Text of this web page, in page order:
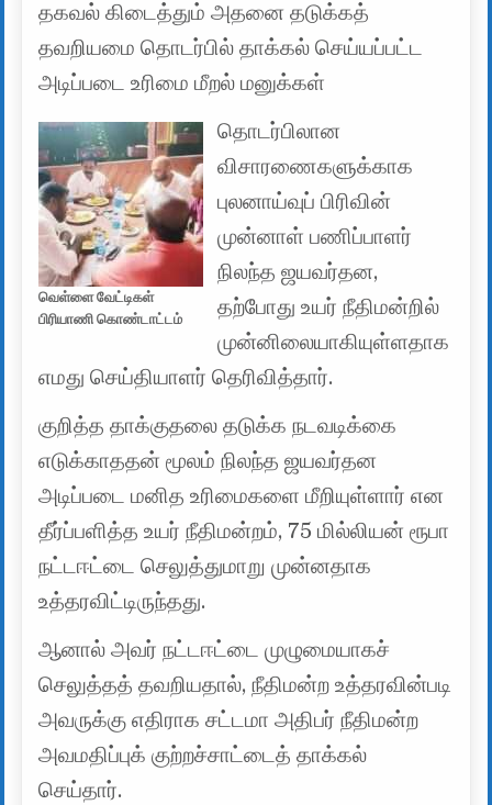
தகவல் கிடைத்தும் அதனை தடுக்கத்
தவறியமை தொடர்பில் தாக்கல் செய்யப்பட்ட
அடிப்படை உரிமை மீறல் மனுக்கள்
வெள்ளை வேட்டிகள்
பிரியாணி கொண்டாட்டம்
தொடர்பிலான
விசாரணைகளுக்காக
புலனாய்வுப் பிரிவின்
முன்னாள் பணிப்பாளர்
நிலந்த ஜயவர்தன,
தற்போது உயர் நீதிமன்றில்
முன்னிலையாகியுள்ளதாக
எமது செய்தியாளர் தெரிவித்தார்.
குறித்த தாக்குதலை தடுக்க நடவடிக்கை
எடுக்காததன் மூலம் நிலந்த ஜயவர்தன
அடிப்படை மனித உரிமைகளை மீறியுள்ளார் என
தீர்ப்பளித்த உயர் நீதிமன்றம், 75 மில்லியன் ரூபா
நட்டஈட்டை செலுத்துமாறு முன்னதாக
உத்தரவிட்டிருந்தது.
ஆனால் அவர் நட்டஈட்டை முழுமையாகச்
செலுத்தத் தவறியதால், நீதிமன்ற உத்தரவின்படி
அவருக்கு எதிராக சட்டமா அதிபர் நீதிமன்ற
அவமதிப்புக் குற்றச்சாட்டைத் தாக்கல்
செய்தார்.